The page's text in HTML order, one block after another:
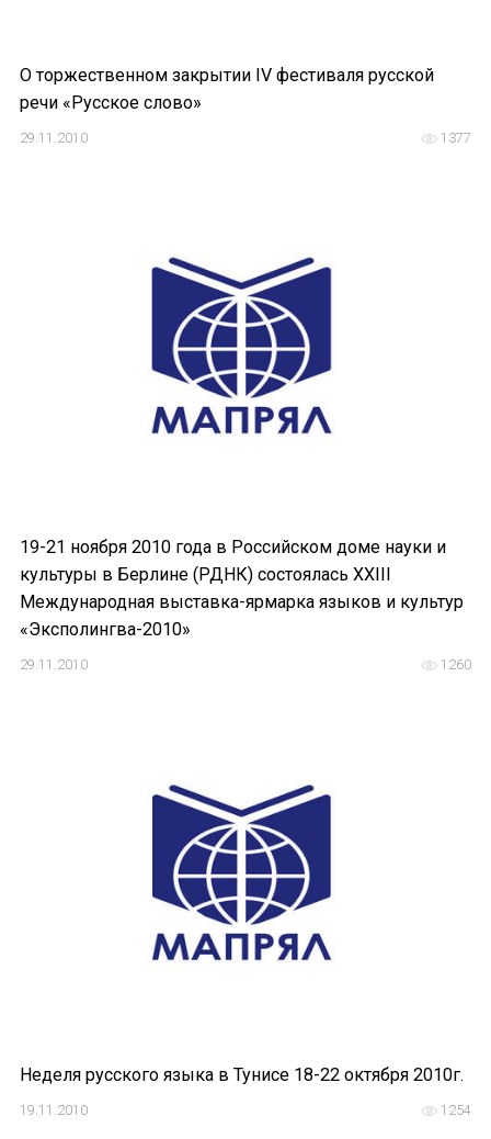
О торжественном закрытии IV фестиваля русской
речи «Русское слово»
1377
29.11.2010
19-21 ноября 2010 года в Российском доме науки и
культуры в Берлине (РДНК) состоялась ХХIII
Международная выставка-ярмарка языков и культур
«Эксполингва-2010»
1260
29.11.2010
Неделя русского языка в Тунисе 18-22 октября 2010г.
1254
19.11.2010